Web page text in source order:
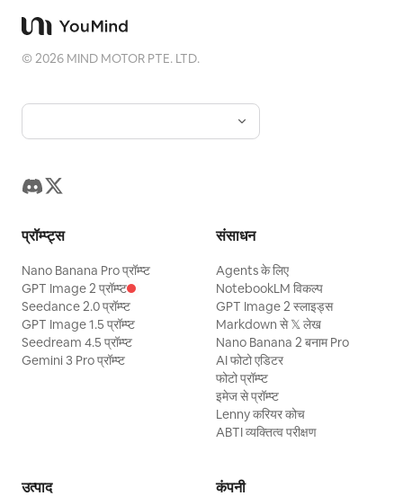
©2026 MIND MOTOR PTE. LTD.
प्रॉम्प्ट्स
Nano Banana Pro प्रॉम्प्ट
GPT Image 2 प्रॉम्प्ट
Seedance 2.0 प्रॉम्प्ट
GPT Image 1.5 प्रॉम्प्ट
Seedream 4.5 प्रॉम्प्ट
Gemini 3 Pro प्रॉम्प्ट
संसाधन
Agents के लिए
NotebookLM विकल्प
GPT Image 2 स्लाइड्स
Markdown से 𝕏 लेख
Nano Banana 2 बनाम Pro
AI फोटो एडिटर
फोटो प्रॉम्प्ट
इमेज से प्रॉम्प्ट
Lenny करियर कोच
ABTI व्यक्तित्व परीक्षण
उत्पाद कंपनी